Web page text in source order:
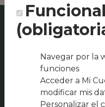
Navegar por la
funciones
Acceder a Mi
modificar mis
Personalizar el